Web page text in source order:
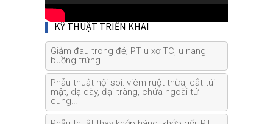
KỸ THUẬT TRIỂN KHAI
Giảm đau trong đẻ; PT u xơ TC, u nang
buồng trứng
Phẫu thuật nội soi: viêm ruột thừa, cắt túi
mật, dạ dày, đại tràng, chửa ngoài tử
cung…